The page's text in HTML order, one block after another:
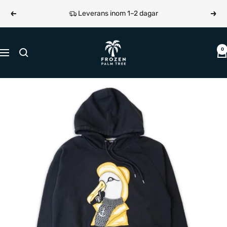
innehållet
Föregående Leverans inom 1–2 dagar
Navigering
Frozen
Palm
Tree
0